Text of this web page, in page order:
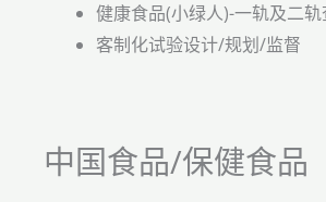
健康食品(小绿人)-一轨及二
客制化试验设计/规划/监督
中国食品/保健食品